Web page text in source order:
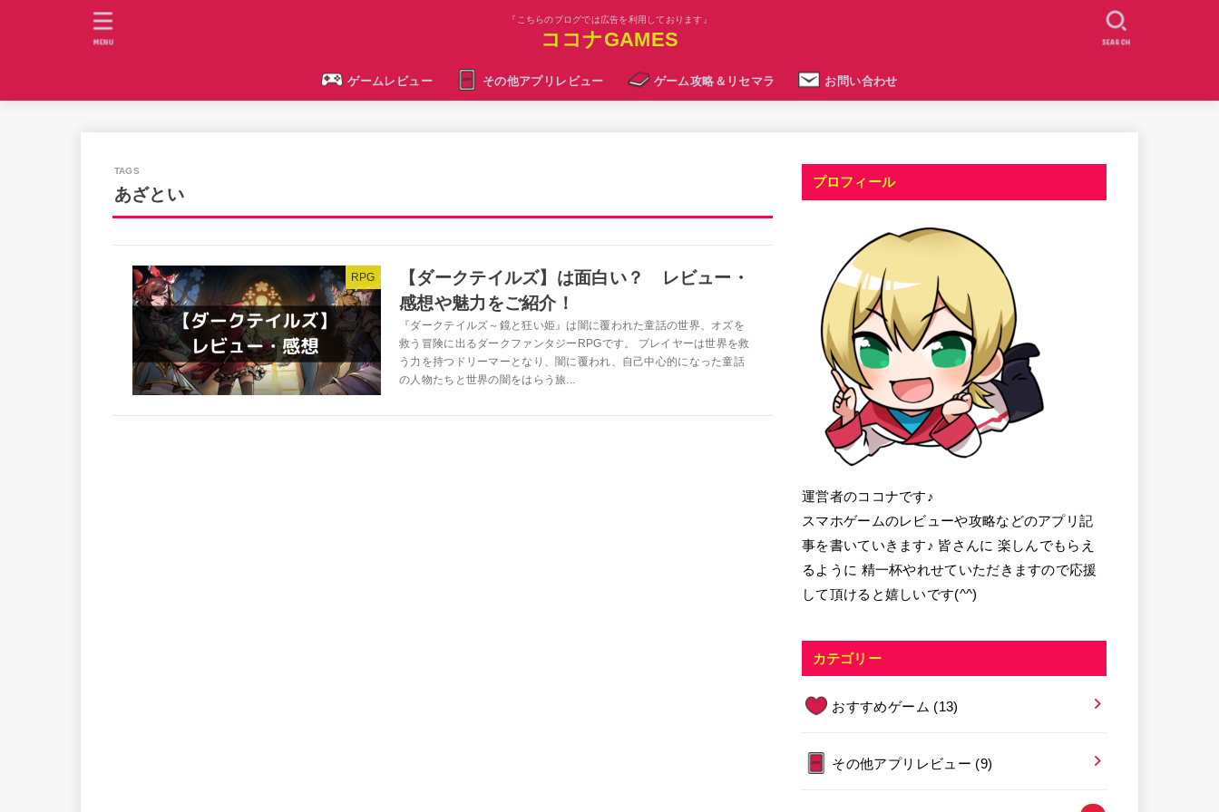
『こちらのブログでは広告を利用しております』
ココナGAMES
ゲームレビュー その他アプリレビュー ゲーム攻略＆リセマラ お問い合わせ
SEARCH
MENU
あざとい
RPG
【ダークテイルズ】は面白い？ レビュー・
感想や魅力をご紹介！
『ダークテイルズ～鏡と狂い姫』は闇に覆われた童話の世界、オズを
救う冒険に出るダークファンタジーRPGです。 プレイヤーは世界を救
う力を持つドリーマーとなり、闇に覆われ、自己中心的になった童話
の人物たちと世界の闇をはらう旅...
プロフィール
運営者のココナです♪
スマホゲームのレビューや攻略などのアプリ記
事を書いていきます♪ 皆さんに 楽しんでもらえ
るように 精一杯やれせていただきますので応援
して頂けると嬉しいです(^^)
カテゴリー
おすすめゲーム (13)
その他アプリレビュー (9)